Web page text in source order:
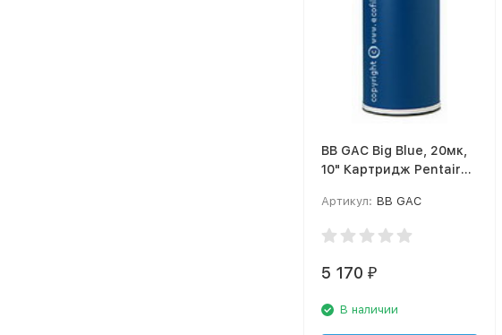
BB GAC Big Blue, 20мк,
10" Картридж Pentair
Артикул: BB GAC
5 170 ₽
В наличии